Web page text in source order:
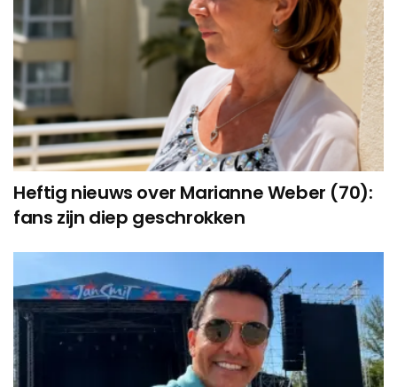
Heftig nieuws over Marianne Weber (70):
fans zijn diep geschrokken